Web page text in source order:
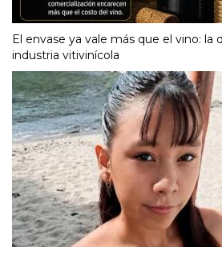
El envase ya vale más que el vino: la
industria vitivinícola